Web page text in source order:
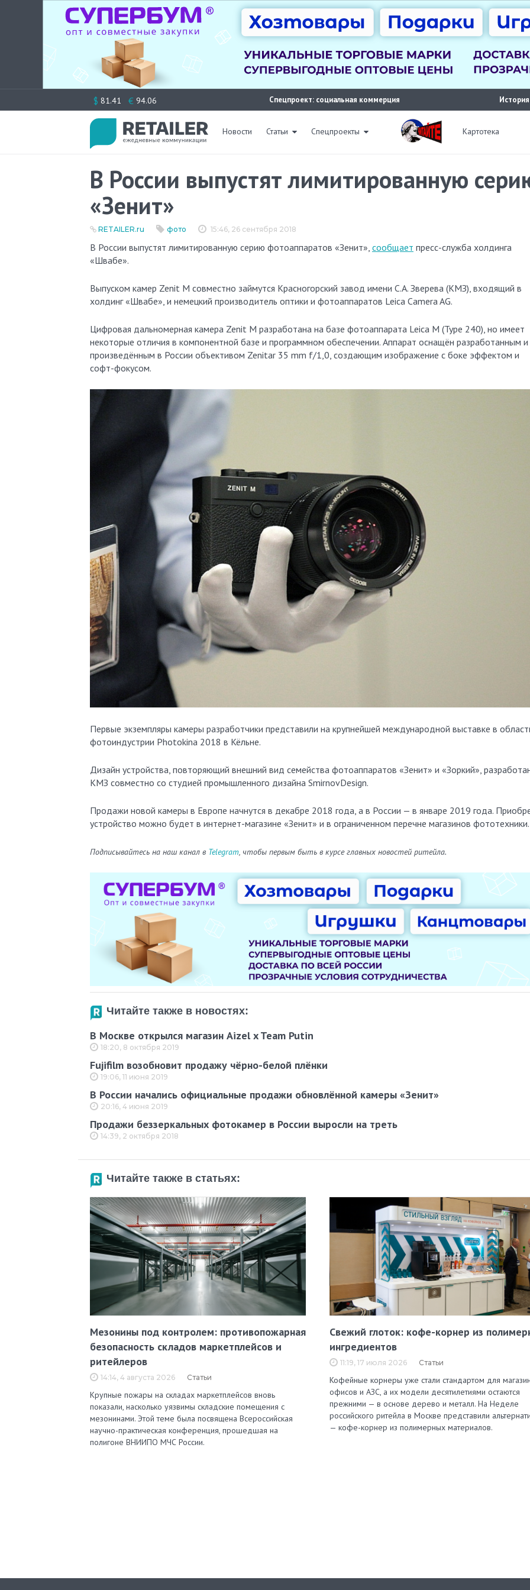
к
$ 81.41 € 94.06 Спецпроект: социальная коммерция
Новости Статьи Спецпроекты Картотека
В России выпустят лимитированную
«Зенит»
15:46, 26 сентября 2018
RETAILER.ru фото
В России выпустят лимитированную серию фотоаппаратов «Зенит», сообщает пресс-служба холдинга
«Швабе».
Выпуском камер Zenit M совместно займутся Красногорский завод имени С.А. Зверева (КМЗ), входящий в
холдинг «Швабе», и немецкий производитель оптики и фотоаппаратов Leica Camera AG.
Цифровая дальномерная камера Zenit M разработана на базе фотоаппарата Leica M (Type 240), но имеет
некоторые отличия в компонентной базе и программном обеспечении. Аппарат оснащён разработанным и
произведённым в России объективом Zenitar 35 mm f/1,0, создающим изображение с боке эффектом и
софт-фокусом.
Первые экземпляры камеры разработчики представили на крупнейшей международной выставке в
фотоиндустрии Photokina 2018 в Кёльне.
Дизайн устройства, повторяющий внешний вид семейства фотоаппаратов «Зенит» и «Зоркий»,
КМЗ совместно со студией промышленного дизайна SmirnovDesign.
Продажи новой камеры в Европе начнутся в декабре 2018 года, а в России — в январе 2019 года.
устройство можно будет в интернет-магазине «Зенит» и в ограниченном перечне магазинов фототехники.
Подписывайтесь на наш канал в Telegram, чтобы первым быть в курсе главных новостей ритейла.
Читайте также в новостях:
В Москве открылся магазин Aizel x Team Putin
18:20, 8 октября 2019
Fujifilm возобновит продажу чёрно-белой плёнки
19:06, 11 июня 2019
В России начались официальные продажи обновлённой камеры «Зенит»
20:16, 4 июня 2019
Продажи беззеркальных фотокамер в России выросли на треть
14:39, 2 октября 2018
Читайте также в статьях:
Мезонины под контролем: противопожарная
безопасность складов маркетплейсов и
ритейлеров
14:14, 4 августа 2026 Статьи
Крупные пожары на складах маркетплейсов вновь
показали, насколько уязвимы складские помещения с
мезонинами. Этой теме была посвящена Всероссийская
научно-практическая конференция, прошедшая на
полигоне ВНИИПО МЧС России.
Свежий глоток: кофе-корнер из
ингредиентов
11:19, 17 июля 2026 Статьи
Кофейные корнеры уже стали стандартом для
офисов и АЗС, а их модели десятилетиями остаются
прежними — в основе дерево и металл. На Неделе
российского ритейла в Москве представили
— кофе-корнер из полимерных материалов.